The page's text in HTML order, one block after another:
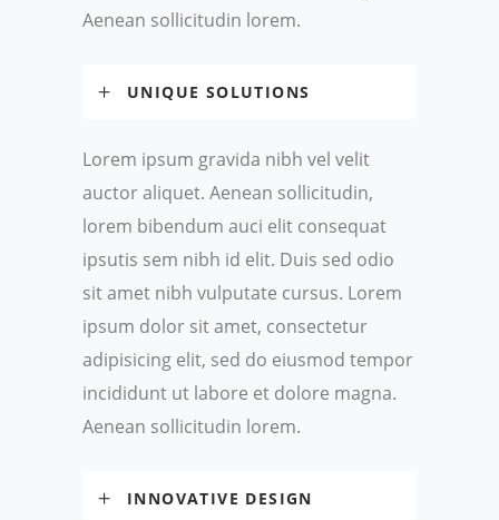
Aenean sollicitudin lorem.
UNIQUE SOLUTIONS
Lorem ipsum gravida nibh vel velit
auctor aliquet. Aenean sollicitudin,
lorem bibendum auci elit consequat
ipsutis sem nibh id elit. Duis sed odio
sit amet nibh vulputate cursus. Lorem
ipsum dolor sit amet, consectetur
adipisicing elit, sed do eiusmod tempor
incididunt ut labore et dolore magna.
Aenean sollicitudin lorem.
INNOVATIVE DESIGN